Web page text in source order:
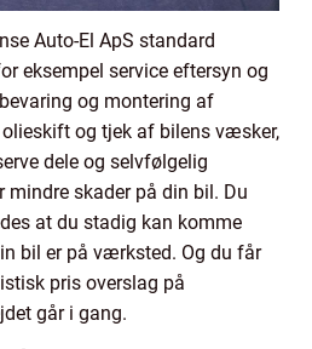
Auto-El ApS standard
eksempel service eftersyn og
og montering af
og tjek af bilens væsker,
dele og selvfølgelig
mindre skader på din bil. Du
at du stadig kan komme
bil er på værksted. Og du får
pris overslag på
går i gang.